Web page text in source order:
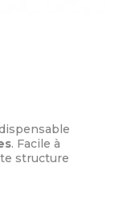
. Facile à
structure